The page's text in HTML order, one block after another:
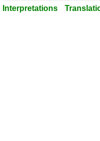
Interpretations